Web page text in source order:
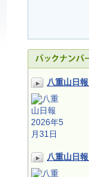
八重山日
八重山日